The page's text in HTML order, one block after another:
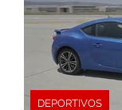
DEPORTIVOS